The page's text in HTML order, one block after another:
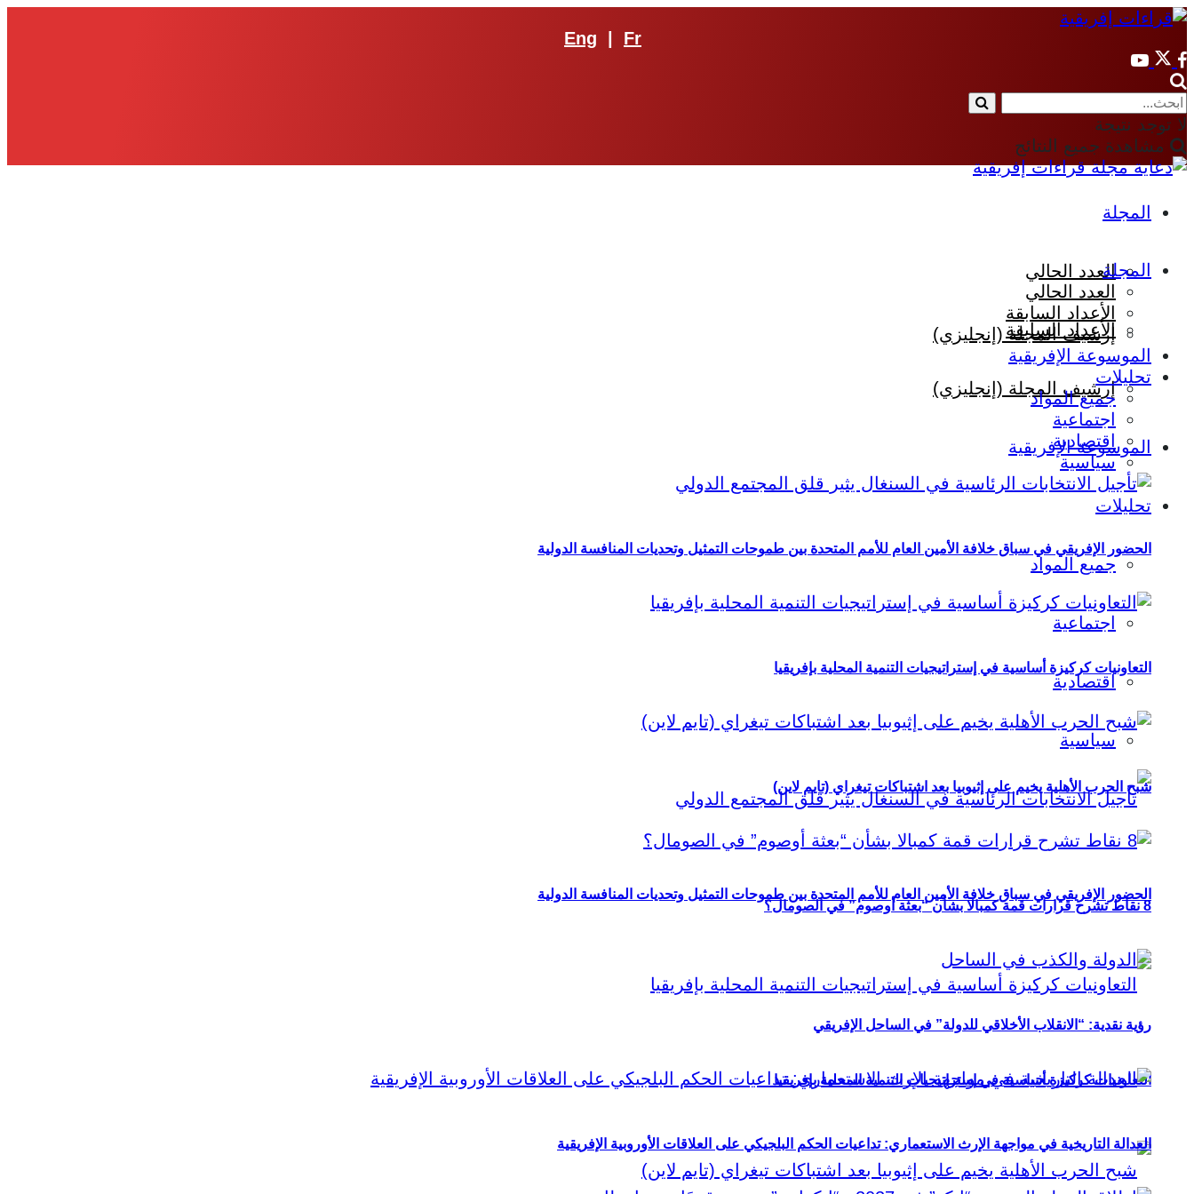
Eng Fr
لا توجد نتيجة
مشاهدة جميع النتائج
المجلة
العدد الحالي
الأعداد السابقة
إرشيف المجلة (إنجليزي)
الموسوعة الإفريقية
تحليلات
جميع المواد
اجتماعية
اقتصادية
سياسية
الحضور الإفريقي في سباق خلافة الأمين العام للأمم المتحدة بين طموحات التمثيل وتحديات المنافسة الدولية
التعاونيات كركيزة أساسية في إستراتيجيات التنمية المحلية بإفريقيا
المجلة
العدد الحالي
الأعداد السابقة
إرشيف المجلة (إنجليزي)
الموسوعة الإفريقية
تحليلات
جميع المواد
اجتماعية
اقتصادية
سياسية
الحضور الإفريقي في سباق خلافة الأمين العام للأمم المتحدة بين طموحات التمثيل وتحديات المنافسة الدولية
التعاونيات كركيزة أساسية في إستراتيجيات التنمية المحلية بإفريقيا
شبح الحرب الأهلية يخيم على إثيوبيا بعد اشتباكات تيغراي (تايم لاين)
8 نقاط تشرح قرارات قمة كمبالا بشأن “بعثة أوصوم” في الصومال؟
رؤية نقدية: “الانقلاب الأخلاقي للدولة” في الساحل الإفريقي
العدالة التاريخية في مواجهة الإرث الاستعماري: تداعيات الحكم البلجيكي على العلاقات الأوروبية الإفريقية